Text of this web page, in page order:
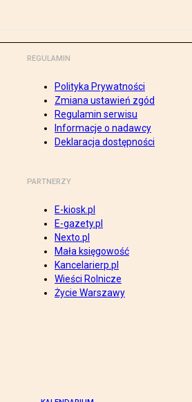
REGULAMIN
Polityka Prywatności
Zmiana ustawień zgód
Regulamin serwisu
Informacje o nadawcy
Deklaracja dostępności
PARTNERZY
E-kiosk.pl
E-gazety.pl
Nexto.pl
Mała księgowość
Kancelarierp.pl
Wieści Rolnicze
Życie Warszawy